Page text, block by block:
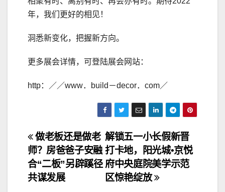
年，我们更好的相见！
洞悉新变化，把握新方向。
更多展会详情，可登陆展会网站：
http：／／www．build－decor．com／
文
章
导
解锁五一小长假新晋
打卡地，阳光城•京悦
府中央庭院美学示范
区惊艳绽放
做老板还是做老
师？房爸爸子安融
合“二板”另辟蹊径
共谋发展